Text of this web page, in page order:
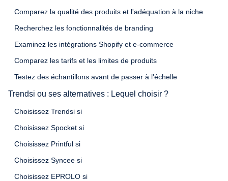
Comparez la qualité des produits et l'adéquation à la niche
Recherchez les fonctionnalités de branding
Examinez les intégrations Shopify et e-commerce
Comparez les tarifs et les limites de produits
Testez des échantillons avant de passer à l'échelle
Trendsi ou ses alternatives : Lequel choisir ?
Choisissez Trendsi si
Choisissez Spocket si
Choisissez Printful si
Choisissez Syncee si
Choisissez EPROLO si